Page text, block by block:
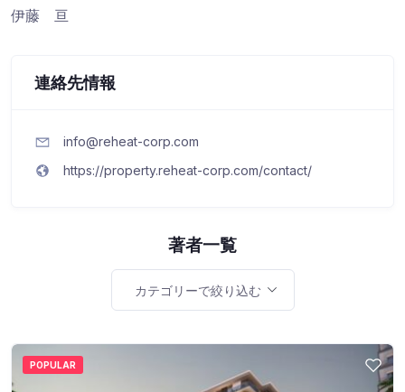
伊藤 亘
連絡先情報
info@reheat-corp.com
https://property.reheat-corp.com/contact/
著者一覧
カテゴリーで絞り込む
POPULAR